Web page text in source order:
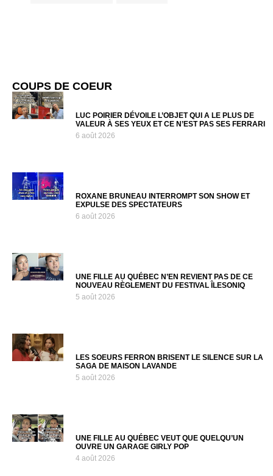
COUPS DE COEUR
LUC POIRIER DÉVOILE L’OBJET QUI A LE PLUS DE
VALEUR À SES YEUX ET CE N’EST PAS SES FERRARI
6 août 2026
ROXANE BRUNEAU INTERROMPT SON SHOW ET
EXPULSE DES SPECTATEURS
6 août 2026
UNE FILLE AU QUÉBEC N’EN REVIENT PAS DE CE
NOUVEAU RÈGLEMENT DU FESTIVAL ÎLESONIQ
5 août 2026
LES SOEURS FERRON BRISENT LE SILENCE SUR LA
SAGA DE MAISON LAVANDE
5 août 2026
UNE FILLE AU QUÉBEC VEUT QUE QUELQU’UN
OUVRE UN GARAGE GIRLY POP
4 août 2026